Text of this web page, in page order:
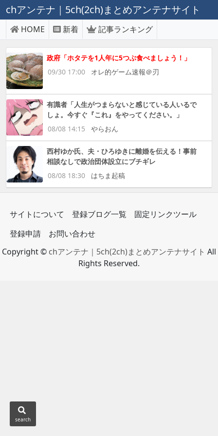
chアンテナ｜5ch(2ch)まとめアンテナサイト
HOME 新着 記事ランキング
政府「ホタテを1人年に5つぶ食べましょう！」
09/30 17:00
オレ的ゲーム速報＠刃
有識者「人生がつまらないと感じている人いるで
しょ。今すぐ『これ』をやってください。」
08/08 14:15
やらおん
西村ゆか氏、夫・ひろゆきに離婚を伝える！事前
相談なしで政治団体設立にブチギレ
08/08 18:30
はちま起稿
サイトについて 登録ブログ一覧
固定リンクツール
登録申請
お問い合わせ
Copyright © chアンテナ｜5ch(2ch)まとめアンテナサイト All
Rights Reserved.
search